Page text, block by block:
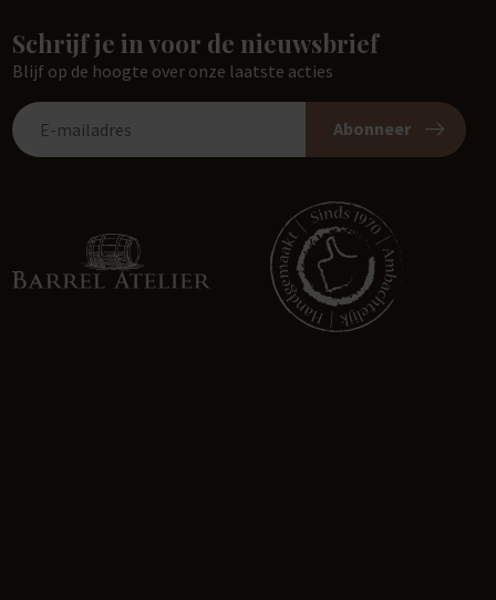
Schrijf je in voor de nieuwsbrief
Blijf op de hoogte over onze laatste acties
Abonneer